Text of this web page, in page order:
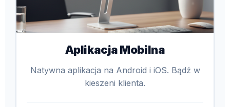
Aplikacja Mobilna
Natywna aplikacja na Android i iOS. Bądź w
kieszeni klienta.